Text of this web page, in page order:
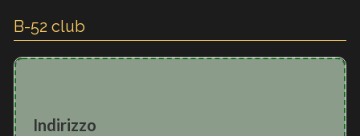
B-52 club
Indirizzo